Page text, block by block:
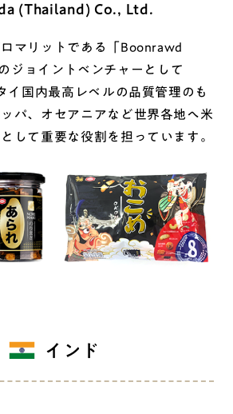
(Thailand) Co., Ltd.
マリットである「Boonrawd
ジョイントベンチャーとして
イ国内最高レベルの品質管理のも
パ、オセアニアなど世界各地へ米
して重要な役割を担っています。
インド